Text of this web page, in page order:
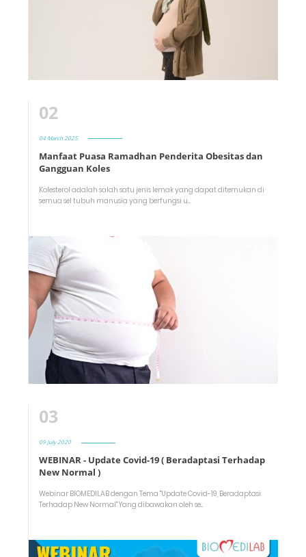
02
04 March 2025
Manfaat Puasa Ramadhan Penderita Obesitas dan
Gangguan Koles
Kolesterol adalah salah satu jenis lemak yang dapat ditemukan di
semua sel tubuh manusia yang berfungsi u...
03
09 July 2020
WEBINAR - Update Covid-19 ( Beradaptasi Terhadap
New Normal )
Webinar BIOMEDILAB dengan Tema "Update Covid-19, Beradaptasi
Terhadap New Normal" Yang dibawakan oleh se...